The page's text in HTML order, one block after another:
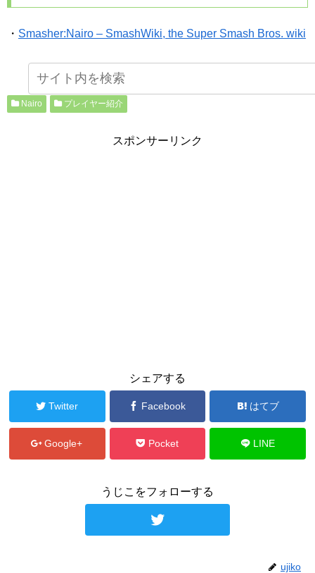
・ Smasher:Nairo – SmashWiki, the Super Smash Bros. wiki
Nairo プレイヤー紹介
スポンサーリンク
シェアする
Twitter Facebook はてブ
Google+ Pocket LINE
うじこをフォローする
ujiko